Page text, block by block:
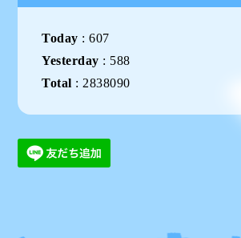
Today :607
Yesterday : 588
Total : 2838090